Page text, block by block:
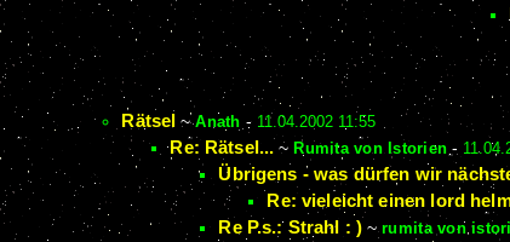
Rätsel ~Anath - 11.04.2002 11:55
Re: Rätsel... ~ Rumita von Istorien -
Übrigens - was dürfen wir
Re: vieleicht einen lord
Re P.s.: Strahl : ) ~rumita von